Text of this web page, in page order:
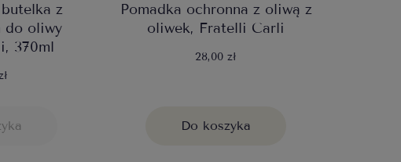
z
do oliwy
370ml
Pomadka ochronna z oliwą z
oliwek, Fratelli Carli
28,00 zł
Do koszyka